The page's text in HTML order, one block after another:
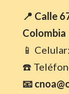
📍 Calle
Colombia
📱 Celular:
☎️
📧